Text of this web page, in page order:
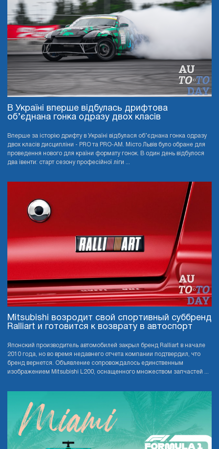
В Україні вперше відбулась дрифтова
об’єднана гонка одразу двох класів
Вперше за історію дрифту в Україні відбулася об’єднана гонка одразу
двох класів дисципліни - PRO та PRO-AМ. Місто Львів було обране для
проведення нового для країни формату гонок. В один день відбулося
два івенти: старт сезону професійної ліги ...
Mitsubishi возродит свой спортивный суббренд
Ralliart и готовится к возврату в автоспорт
Японский производитель автомобилей закрыл бренд Ralliart в начале
2010 года, но во время недавнего отчета компании подтвердил, что
бренд вернется. Объявление сопровождалось единственным
изображением Mitsubishi L200, оснащенного множеством запчастей ...